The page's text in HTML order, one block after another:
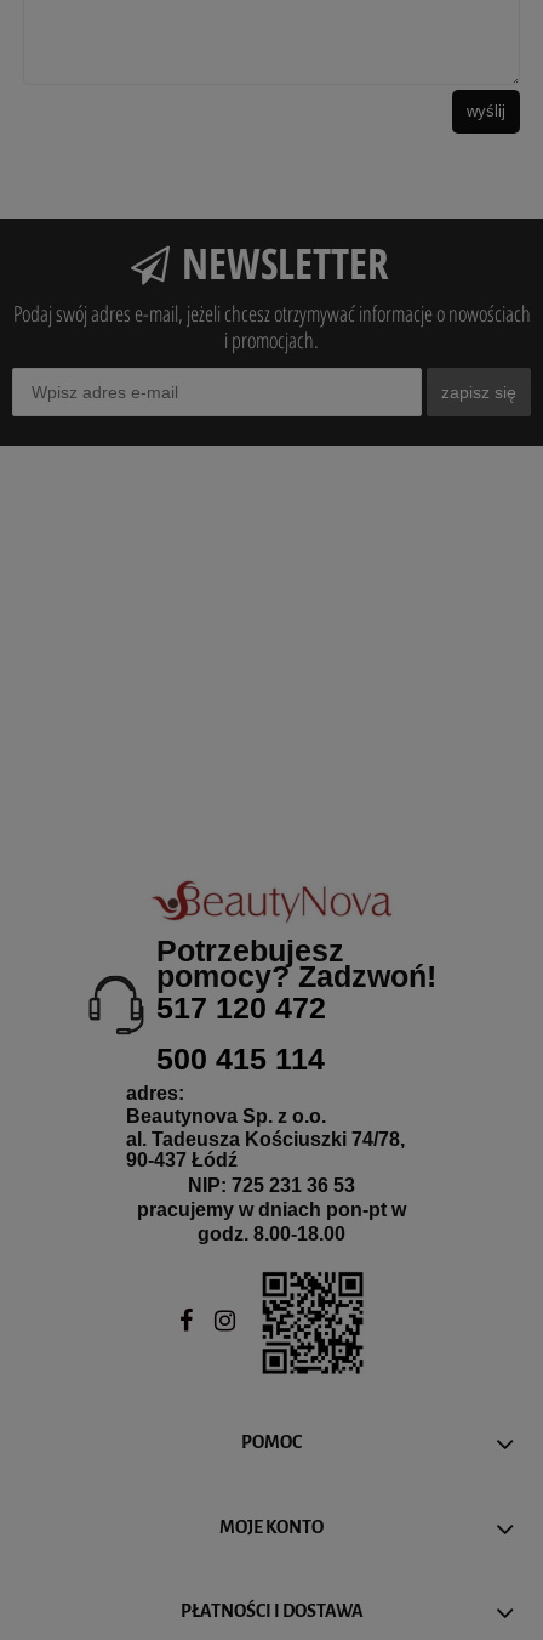
wyślij
NEWSLETTER
Podaj swój adres e-mail, jeżeli chcesz otrzymywać informacje o nowościach
i promocjach.
zapisz się
Potrzebujesz
pomocy? Zadzwoń!
517 120 472
500 415 114
adres:
Beautynova Sp. z o.o.
al. Tadeusza Kościuszki 74/78,
90-437 Łódź
NIP: 725 231 36 53
pracujemy w dniach pon-pt w
godz. 8.00-18.00
POMOC
MOJE KONTO
PŁATNOŚCI I DOSTAWA